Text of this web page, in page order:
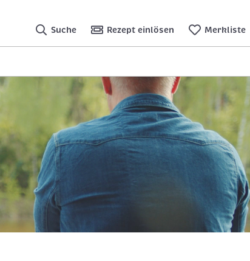
Suche Rezept einlösen Merkliste